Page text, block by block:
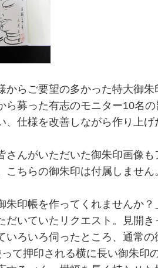
からご要望の多かった特大御朱
ら募った有志のモニター10名の
、仕様を改善しながら作り上げ
んがいただいた御朱印画像も
こちらの御朱印は付属しません
朱印帳を作ってくれませんか？
だいていたリクエスト。見開き
いろいろ伺ったところ、通常の
て押印される横に長い御朱印